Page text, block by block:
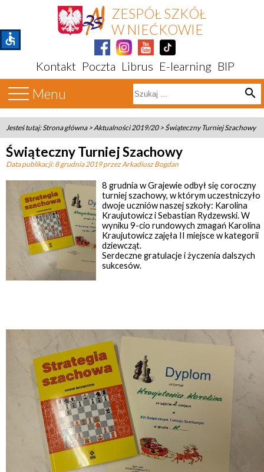
ZESPÓŁ SZKÓŁ
W NIEĆKOWIE
Kontakt Poczta Librus E-learning BIP
Menu search
Jesteś tutaj:Strona główna>Aktualności 2019/20> Świąteczny Turniej Szachowy
Świąteczny Turniej Szachowy
Data publikacji:8 grudnia 2019przez Arkadiusz Bogdan
8 grudnia w Grajewie odbył się coroczny
turniej szachowy, w którym uczestniczyło
dwoje uczniów naszej szkoły: Karolina
Kraujutowicz i Sebastian Rydzewski. W
wyniku 9-cio rundowych zmagań Karolina
Kraujutowicz zajęła II miejsce w kategorii
dziewcząt.
Serdeczne gratulacje i życzenia dalszych
sukcesów.
accessible